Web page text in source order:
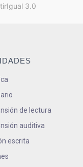
3.0
de lectura
auditiva
escrita